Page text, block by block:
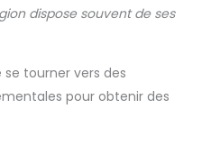
dispose souvent de ses
tourner vers des
pour obtenir des